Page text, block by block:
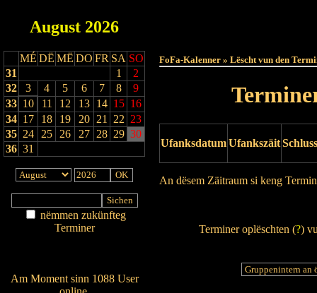
August 2026
MÉ DË MË DO FR SA SO
31
1
2
32
3 4 5 6 7 8
9
33 10 11 12 13 14 15 16
34 17 18 19 20 21 22 23
35 24 25 26 27 28 29 30
36 31
nëmmen zukünfteg
Terminer
Am Moment sinn 1088 User
FoFa-Kalenner » Lëscht vun den
UfanksdatumUfankszäit
An dësem Zäitraum si keng
Terminer oplëschten (?)